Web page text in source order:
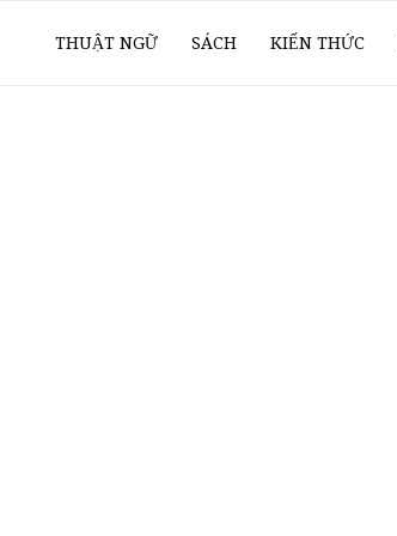
THUẬT NGỮ SÁCH KIẾN THỨC